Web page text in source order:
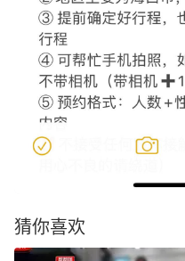
猜你喜欢